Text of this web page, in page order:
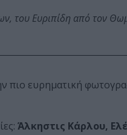
του Ευριπίδη από τον
ευρηματική
Άλκηστις Κάρλου,